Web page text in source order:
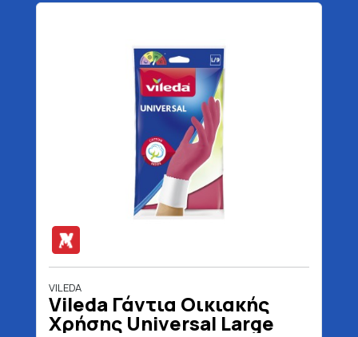
VILEDA
Vileda Γάντια Οικιακής
Χρήσης Universal Large